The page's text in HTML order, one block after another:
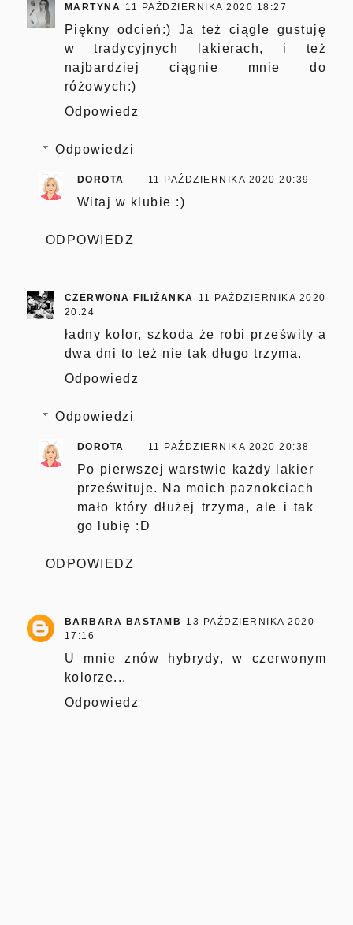
MARTYNA 11 PAŹDZIERNIKA 2020 18:27
Piękny odcień:) Ja też ciągle gustuję
w tradycyjnych lakierach, i też
najbardziej ciągnie mnie do
różowych:)
Odpowiedz
Odpowiedzi
DOROTA 11 PAŹDZIERNIKA 2020 20:39
Witaj w klubie :)
ODPOWIEDZ
CZERWONA FILIŻANKA
11 PAŹDZIERNIKA 2020
20:24
ładny kolor, szkoda że robi prześwity a
dwa dni to też nie tak długo trzyma.
Odpowiedz
Odpowiedzi
DOROTA 11 PAŹDZIERNIKA 2020 20:38
Po pierwszej warstwie każdy lakier
prześwituje. Na moich paznokciach
mało który dłużej trzyma, ale i tak
go lubię :D
ODPOWIEDZ
BARBARA BASTAMB
13 PAŹDZIERNIKA 2020
17:16
U mnie znów hybrydy, w czerwonym
kolorze...
Odpowiedz